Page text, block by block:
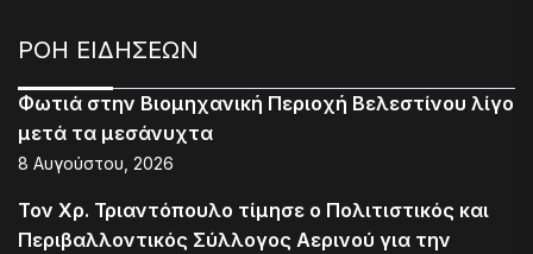
ΡΟΗ ΕΙΔΗΣΕΩΝ
Φωτιά στην Βιομηχανική Περιοχή Βελεστίνου λίγο
μετά τα μεσάνυχτα
8 Αυγούστου, 2026
Τον Χρ. Τριαντόπουλο τίμησε ο Πολιτιστικός και
Περιβαλλοντικός Σύλλογος Αερινού για την